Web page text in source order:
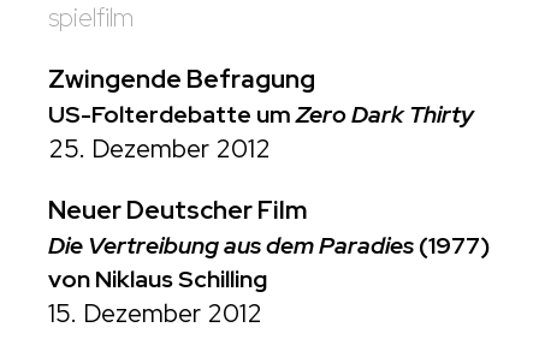
spielfilm
Zwingende Befragung
US-Folterdebatte umZero Dark Thirty
25. Dezember 2012
Neuer Deutscher Film
Die Vertreibung aus dem Paradies(1977)
von Niklaus Schilling
15. Dezember 2012